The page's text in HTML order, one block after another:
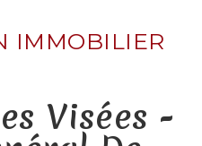
IMMOBILIER
Visées -